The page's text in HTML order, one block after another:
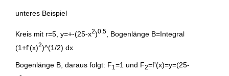
unteres Beispiel
Kreis mit r=5, y=+-(25-x2)0.5
, Bogenlänge B=Integral
(1+f'(x)2)^(1/2) dx
Bogenlänge B, daraus folgt: F1 =1 und F2=f'(x)=y=(25-